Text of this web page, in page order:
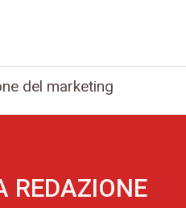
del marketing
REDAZIONE